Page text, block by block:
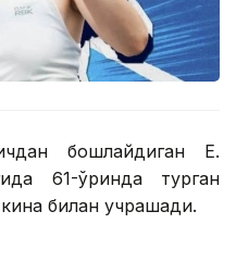
бошлайдиган Е.
61-ўринда турган
билан учрашади.